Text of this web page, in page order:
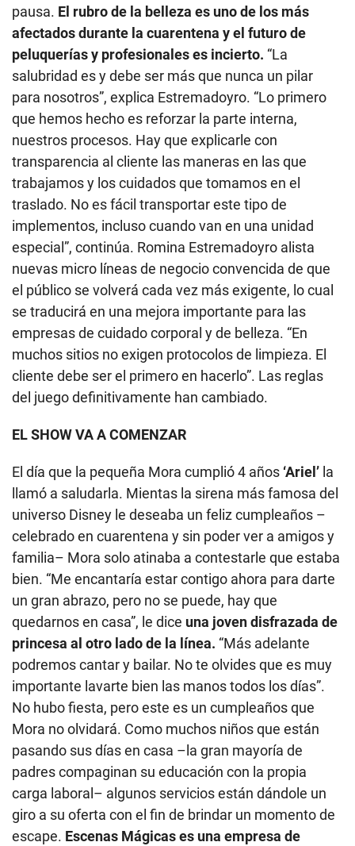
pausa. El rubro de la belleza es uno de los más
afectados durante la cuarentena y el futuro de
peluquerías y profesionales es incierto. “La
salubridad es y debe ser más que nunca un pilar
para nosotros”, explica Estremadoyro. “Lo primero
que hemos hecho es reforzar la parte interna,
nuestros procesos. Hay que explicarle con
transparencia al cliente las maneras en las que
trabajamos y los cuidados que tomamos en el
traslado. No es fácil transportar este tipo de
implementos, incluso cuando van en una unidad
especial”, continúa. Romina Estremadoyro alista
nuevas micro líneas de negocio convencida de que
el público se volverá cada vez más exigente, lo cual
se traducirá en una mejora importante para las
empresas de cuidado corporal y de belleza. “En
muchos sitios no exigen protocolos de limpieza. El
cliente debe ser el primero en hacerlo”. Las reglas
del juego definitivamente han cambiado.
EL SHOW VA A COMENZAR
El día que la pequeña Mora cumplió 4 años ‘Ariel’ la
llamó a saludarla. Mientas la sirena más famosa del
universo Disney le deseaba un feliz cumpleaños –
celebrado en cuarentena y sin poder ver a amigos y
familia– Mora solo atinaba a contestarle que estaba
bien. “Me encantaría estar contigo ahora para darte
un gran abrazo, pero no se puede, hay que
quedarnos en casa”, le dice una joven disfrazada de
princesa al otro lado de la línea. “Más adelante
podremos cantar y bailar. No te olvides que es muy
importante lavarte bien las manos todos los días”.
No hubo fiesta, pero este es un cumpleaños que
Mora no olvidará. Como muchos niños que están
pasando sus días en casa –la gran mayoría de
padres compaginan su educación con la propia
carga laboral– algunos servicios están dándole un
giro a su oferta con el fin de brindar un momento de
escape. Escenas Mágicas es una empresa de